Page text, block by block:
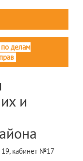
делам
и
19, кабинет №17